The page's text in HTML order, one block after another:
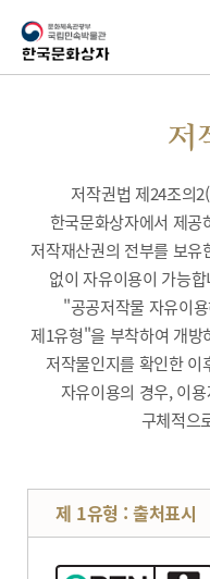
저
저작권법 제24조의
한국문화상자에서 제공
저작재산권의 전부를 보
없이 자유이용이 가능
"공공저작물 자유이
제1유형"을 부착하여 개방
저작물인지를 확인한
자유이용의 경우, 이
구체적으
제 1유형 : 출처표시